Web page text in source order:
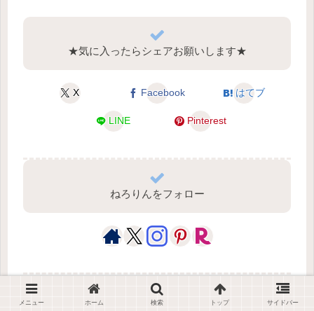
★気に入ったらシェアお願いします★
X Facebook はてブ
LINE Pinterest
ねろりんをフォロー
ねろりん
メニュー ホーム 検索 トップ サイドバー